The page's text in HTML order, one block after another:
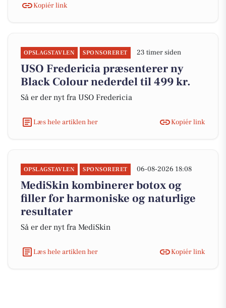
Kopiér link
OPSLAGSTAVLEN SPONSORERET 23 timer siden
USO Fredericia præsenterer ny
Black Colour nederdel til 499 kr.
Så er der nyt fra USO Fredericia
Læs hele artiklen her Kopiér link
OPSLAGSTAVLEN SPONSORERET 06-08-2026 18:08
MediSkin kombinerer botox og
filler for harmoniske og naturlige
resultater
Så er der nyt fra MediSkin
Læs hele artiklen her Kopiér link